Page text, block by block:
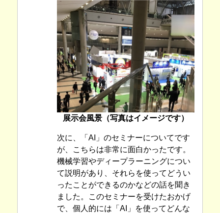
展示会風景（写真はイメージです）
次に、「AI」のセミナーについてです
が、こちらは非常に面白かったです。
機械学習やディープラーニングについ
て説明があり、それらを使ってどうい
ったことができるのかなどの話を聞き
ました。このセミナーを受けたおかげ
で、個人的には「AI」を使ってどんな